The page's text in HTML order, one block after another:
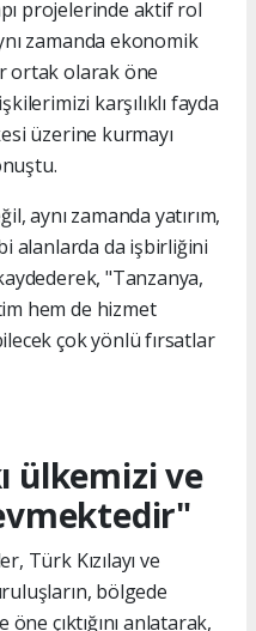
projelerinde aktif rol
zamanda ekonomik
ortak olarak öne
karşılıklı fayda
üzerine kurmayı
aynı zamanda yatırım,
alanlarda da işbirliğini
"Tanzanya,
hem de hizmet
çok yönlü fırsatlar
ülkemizi ve
Türk Kızılayı ve
bölgede
çıktığını anlatarak,